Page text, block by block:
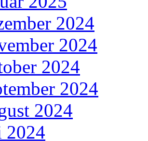
2024
2024
2024
2024
2024
2024